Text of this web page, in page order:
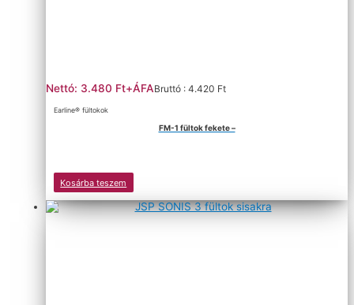
Nettó: 3.480 Ft+ÁFABruttó : 4.420 Ft
Earline® fültokok
FM-1 fültok fekete –
Kosárba teszem